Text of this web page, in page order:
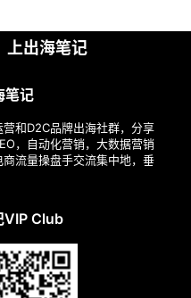
上出海笔记
笔记
和D2C品牌出海社群，分享
，自动化营销，大数据营销
流量操盘手交流集中地，垂
VIP Club